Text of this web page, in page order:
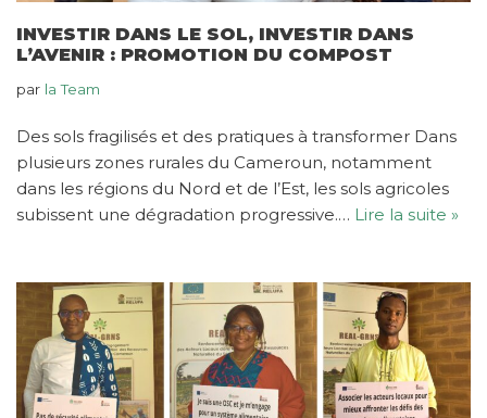
INVESTIR DANS LE SOL, INVESTIR DANS
L’AVENIR : PROMOTION DU COMPOST
par la Team
Des sols fragilisés et des pratiques à transformer Dans
plusieurs zones rurales du Cameroun, notamment
dans les régions du Nord et de l’Est, les sols agricoles
subissent une dégradation progressive.… Lire la suite »